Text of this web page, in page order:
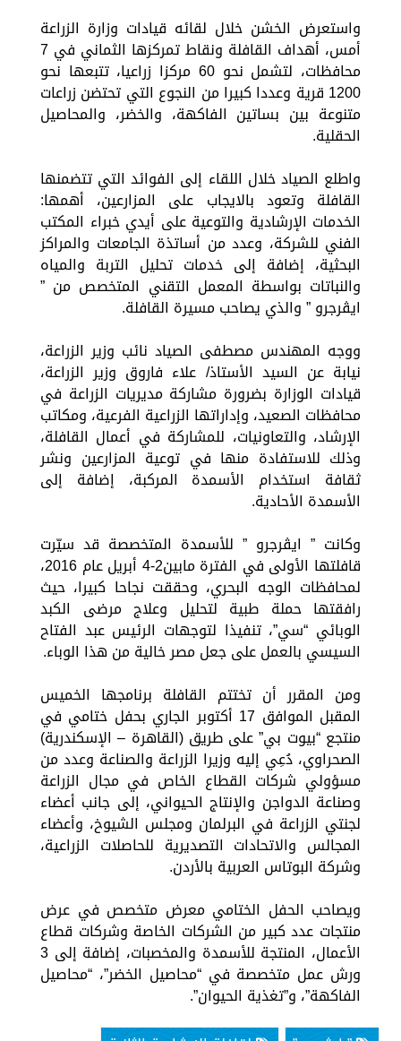
واستعرض الخشن خلال لقائه قيادات وزارة الزراعة
أمس، أهداف القافلة ونقاط تمركزها الثماني في 7
محافظات، لتشمل نحو 60 مركزا زراعيا، تتبعها نحو
1200 قرية وعددا كبيرا من النجوع التي تحتضن زراعات
متنوعة بين بساتين الفاكهة، والخضر، والمحاصيل
الحقلية.
واطلع الصياد خلال اللقاء إلى الفوائد التي تتضمنها
القافلة وتعود بالايجاب على المزارعين، أهمها:
الخدمات الإرشادية والتوعية على أيدي خبراء المكتب
الفني للشركة، وعدد من أساتذة الجامعات والمراكز
البحثية، إضافة إلى خدمات تحليل التربة والمياه
والنباتات بواسطة المعمل التقني المتخصص من ”
ايڤرجرو ” والذي يصاحب مسيرة القافلة.
ووجه المهندس مصطفى الصياد نائب وزير الزراعة،
نيابة عن السيد الأستاذ/ علاء فاروق وزير الزراعة،
قيادات الوزارة بضرورة مشاركة مديريات الزراعة في
محافظات الصعيد، وإداراتها الزراعية الفرعية، ومكاتب
الإرشاد، والتعاونيات، للمشاركة في أعمال القافلة،
وذلك للاستفادة منها في توعية المزارعين ونشر
ثقافة استخدام الأسمدة المركبة، إضافة إلى
الأسمدة الأحادية.
وكانت ” ايڤرجرو ” للأسمدة المتخصصة قد سيّرت
قافلتها الأولى في الفترة مابين2-4 أبريل عام 2016،
لمحافظات الوجه البحري، وحققت نجاحا كبيرا، حيث
رافقتها حملة طبية لتحليل وعلاج مرضى الكبد
الوبائي “سي”، تنفيذا لتوجهات الرئيس عبد الفتاح
السيسي بالعمل على جعل مصر خالية من هذا الوباء.
ومن المقرر أن تختتم القافلة برنامجها الخميس
المقبل الموافق 17 أكتوبر الجاري بحفل ختامي في
منتجع “بيوت بي” على طريق (القاهرة – الإسكندرية)
الصحراوي، دُعِي إليه وزيرا الزراعة والصناعة وعدد من
مسؤولي شركات القطاع الخاص في مجال الزراعة
وصناعة الدواجن والإنتاج الحيواني، إلى جانب أعضاء
لجنتي الزراعة في البرلمان ومجلس الشيوخ، وأعضاء
المجالس والاتحادات التصديرية للحاصلات الزراعية،
وشركة البوتاس العربية بالأردن.
ويصاحب الحفل الختامي معرض متخصص في عرض
منتجات عدد كبير من الشركات الخاصة وشركات قطاع
الأعمال، المنتجة للأسمدة والمخصبات، إضافة إلى 3
ورش عمل متخصصة في “محاصيل الخضر”، “محاصيل
الفاكهة”، و”تغذية الحيوان”.